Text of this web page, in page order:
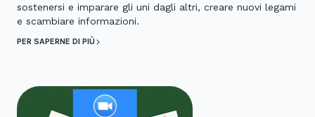
sostenersi e imparare gli uni dagli altri, creare nuovi legami
e scambiare informazioni.
PER SAPERNE DI PIÙ